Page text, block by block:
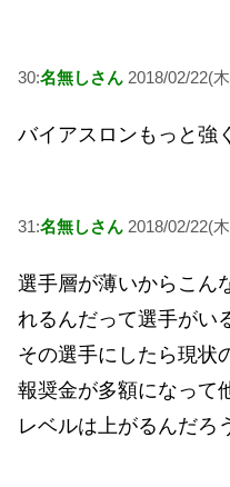
30:名無しさん 2018/02/22(
バイアスロンもっと強
31:名無しさん 2018/02/22(
選手層が薄いからこん
れるんだって選手がい
その選手にしたら現状
報奨金が多額になって
レベルは上がるんだろ